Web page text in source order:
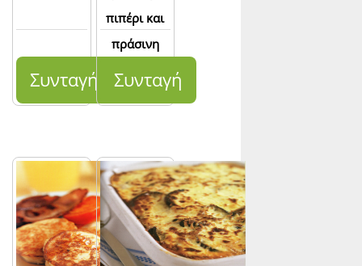
Συνταγή
πιπέρι και
πράσινη
σαλάτα
Συνταγή